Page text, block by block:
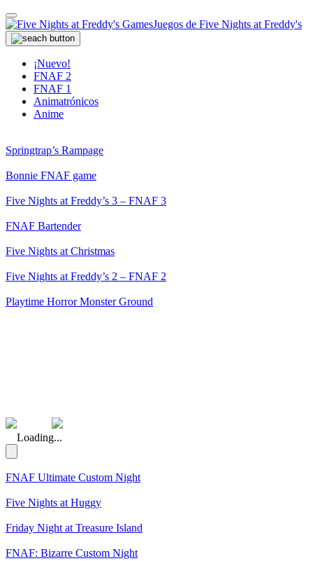
Juegos de Five Nights at Freddy's
¡Nuevo!
FNAF 2
FNAF 1
Animatrónicos
Anime
Springtrap’s Rampage
Bonnie FNAF game
Five Nights at Freddy’s 3 – FNAF 3
FNAF Bartender
Five Nights at Christmas
Five Nights at Freddy’s 2 – FNAF 2
Playtime Horror Monster Ground
Loading...
FNAF Ultimate Custom Night
Five Nights at Huggy
Friday Night at Treasure Island
FNAF: Bizarre Custom Night